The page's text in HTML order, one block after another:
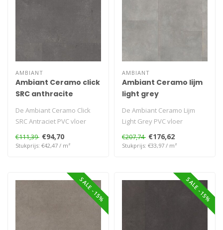
AMBIANT
Ambiant Ceramo click
SRC anthracite
De Ambiant Ceramo Click
SRC Antraciet PVC vloer
combineert een diepe
antracietkl..
€111,39 €94,70
Stukprijs: €42,47 / m²
AMBIANT
Ambiant Ceramo lijm
light grey
De Ambiant Ceramo Lijm
Light Grey PVC vloer
combineert een subtiele
lichtgrijze ..
€207,74 €176,62
Stukprijs: €33,97 / m²
SALE -15% SALE -15%